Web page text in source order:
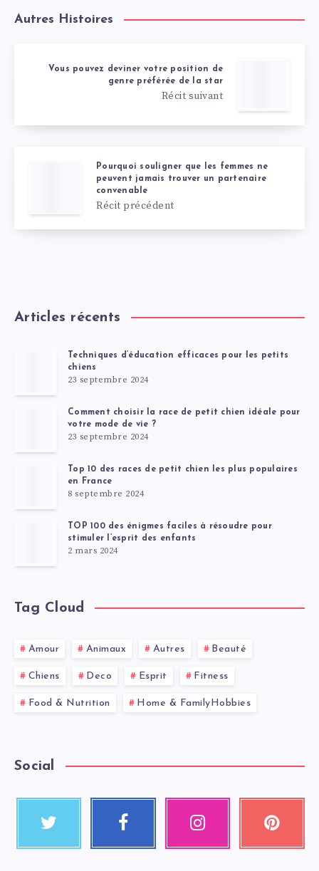
Autres Histoires
Vous pouvez deviner votre position de
genre préférée de la star
Récit suivant
Pourquoi souligner que les femmes ne
peuvent jamais trouver un partenaire
convenable
Récit précédent
Articles récents
Techniques d’éducation efficaces pour les petits
chiens
23 septembre 2024
Comment choisir la race de petit chien idéale pour
votre mode de vie ?
23 septembre 2024
Top 10 des races de petit chien les plus populaires
en France
8 septembre 2024
TOP 100 des énigmes faciles à résoudre pour
stimuler l’esprit des enfants
2 mars 2024
Tag Cloud
Amour Animaux Autres Beauté
Chiens Deco Esprit Fitness
Food & Nutrition Home & FamilyHobbies
Social